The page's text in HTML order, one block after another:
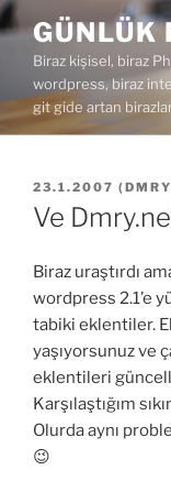
İçeriğe
geç
Biraz kişisel, biraz
wordpress, biraz
git gide artan
YAYIM
TARIHI
23.1.2007 ( DMRY
Ve
Biraz uraştırdı
wordpress 2.1’e
tabiki eklentiler.
yaşıyorsunuz ve
eklentileri
Karşılaştığım
Olurda aynı
😉